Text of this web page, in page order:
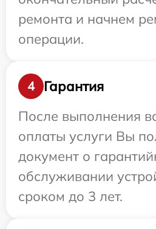
ремонта и начнем
операции.
4
Гарантия
После выполнения
оплаты услуги Вы
документ о
обслуживании
сроком до 3 лет.